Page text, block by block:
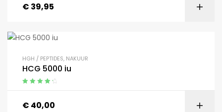
€ 39,95
HGH / PEPTIDES, NAKUUR
HCG 5000 iu
€ 40,00